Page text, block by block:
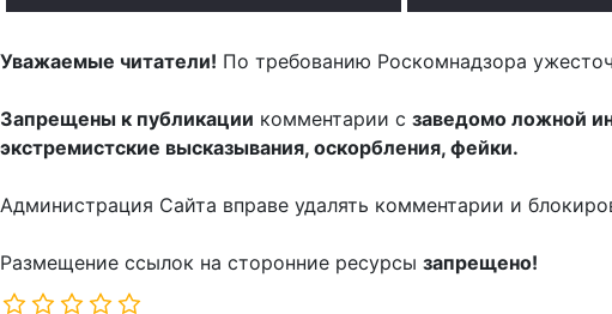
Уважаемые читатели! По требованию Роскомнадзора
Запрещены к публикации комментарии с заведомо ложной
экстремистские высказывания, оскорбления, фейки.
Администрация Сайта вправе удалять комментарии и
Размещение ссылок на сторонние ресурсы запрещено!